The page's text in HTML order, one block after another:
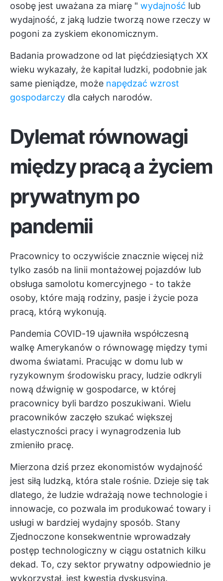
osobę jest uważana za miarę " wydajność lub
wydajność, z jaką ludzie tworzą nowe rzeczy w
pogoni za zyskiem ekonomicznym.
Badania prowadzone od lat pięćdziesiątych XX
wieku wykazały, że kapitał ludzki, podobnie jak
same pieniądze, może napędzać wzrost
gospodarczy dla całych narodów.
Dylemat równowagi
między pracą a życiem
prywatnym po
pandemii
Pracownicy to oczywiście znacznie więcej niż
tylko zasób na linii montażowej pojazdów lub
obsługa samolotu komercyjnego - to także
osoby, które mają rodziny, pasje i życie poza
pracą, którą wykonują.
Pandemia COVID-19 ujawniła współczesną
walkę Amerykanów o równowagę między tymi
dwoma światami. Pracując w domu lub w
ryzykownym środowisku pracy, ludzie odkryli
nową dźwignię w gospodarce, w której
pracownicy byli bardzo poszukiwani. Wielu
pracowników zaczęło szukać większej
elastyczności pracy i wynagrodzenia lub
zmieniło pracę.
Mierzona dziś przez ekonomistów wydajność
jest siłą ludzką, która stale rośnie. Dzieje się tak
dlatego, że ludzie wdrażają nowe technologie i
innowacje, co pozwala im produkować towary i
usługi w bardziej wydajny sposób. Stany
Zjednoczone konsekwentnie wprowadzały
postęp technologiczny w ciągu ostatnich kilku
dekad. To, czy sektor prywatny odpowiednio je
wykorzystał, jest kwestią dyskusyjną.